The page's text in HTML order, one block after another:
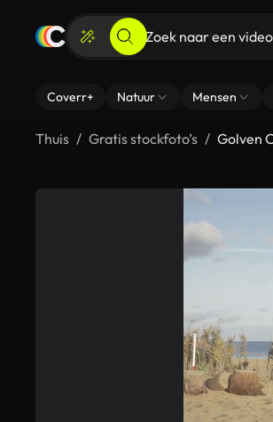
Coverr+ Natuur Mensen
Thuis Gratis stockfoto’s Golven